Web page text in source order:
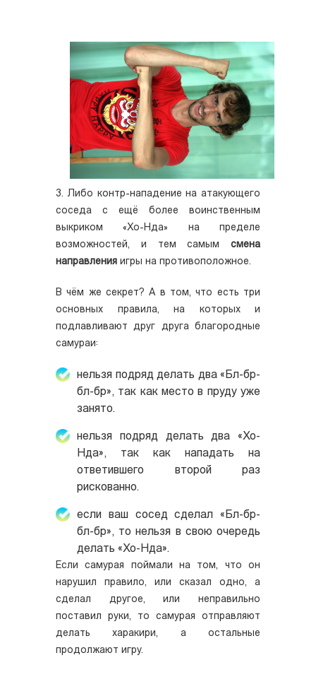
3. Либо контр-нападение на атакующего
соседа с ещё более воинственным
выкриком «Хо-Нда» на пределе
возможностей, и тем самым смена
направления игры на противоположное.
В чём же секрет? А в том, что есть три
основных правила, на которых и
подлавливают друг друга благородные
самураи:
нельзя подряд делать два «Бл-бр-
бл-бр», так как место в пруду уже
занято.
нельзя подряд делать два «Хо-
Нда», так как нападать на
ответившего второй раз
рискованно.
если ваш сосед сделал «Бл-бр-
бл-бр», то нельзя в свою очередь
делать «Хо-Нда».
Если самурая поймали на том, что он
нарушил правило, или сказал одно, а
сделал другое, или неправильно
поставил руки, то самурая отправляют
делать харакири, а остальные
продолжают игру.